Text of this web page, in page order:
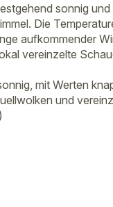
sonnig
Die
aufkommender
vereinzelte
mit Werten
und